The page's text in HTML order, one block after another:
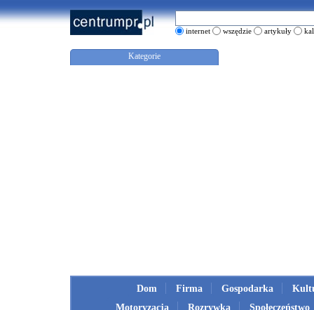
internet wszędzie artykuły
Kategorie
Dom Firma Gospodarka
Motoryzacja
Rozrywka Społeczeństwo